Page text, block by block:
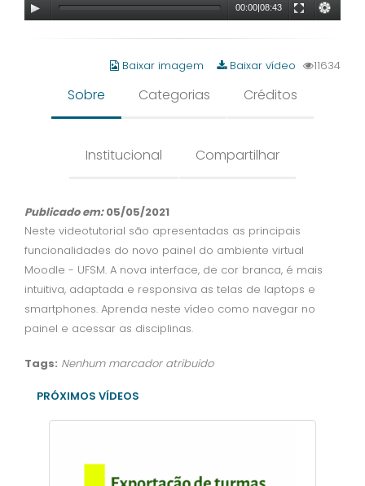
00:00|08:43
Baixar imagem Baixar vídeo 11634
Sobre Categorias Créditos
Institucional Compartilhar
Publicado em:05/05/2021
Neste videotutorial são apresentadas as principais
funcionalidades do novo painel do ambiente virtual
Moodle - UFSM. A nova interface, de cor branca, é mais
intuitiva, adaptada e responsiva as telas de laptops e
smartphones. Aprenda neste vídeo como navegar no
painel e acessar as disciplinas.
Tags: Nenhum marcador atribuido
PRÓXIMOS VÍDEOS